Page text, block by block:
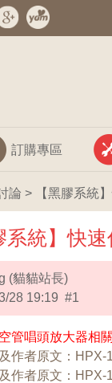
訂購專區
論 > 【黑膠系統
系統】快
(貓貓站長)
28 19:19 #1
管唱頭放大器相
作者原文： HPX-
作者原文：HPX-